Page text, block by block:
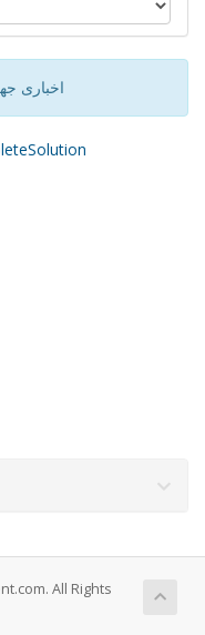
اخباری
All Rights